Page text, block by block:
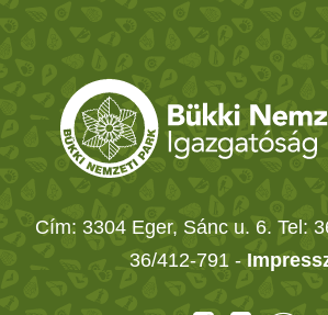
Cím: 3304 Eger, Sánc u. 6. Tel:
36/412-791 -